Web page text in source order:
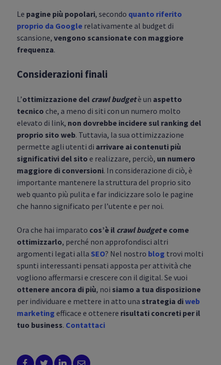
Le pagine più popolari, secondo quanto riferito
proprio da Googlerelativamente al budget di
scansione, vengono scansionate con maggiore
frequenza.
Considerazioni finali
L’ottimizzazione del crawl budgetè un aspetto
tecnico che, a meno di siti con un numero molto
elevato di link, non dovrebbe incidere sul ranking del
proprio sito web. Tuttavia, la sua ottimizzazione
permette agli utenti di arrivare ai contenuti più
significativi del sito e realizzare, perciò, un numero
maggiore di conversioni. In considerazione di ciò, è
importante mantenere la struttura del proprio sito
web quanto più pulita e far indicizzare solo le pagine
che hanno significato per l’utente e per noi.
Ora che hai imparato cos’è il crawl budgete come
ottimizzarlo, perché non approfondisci altri
argomenti legati alla SEO? Nel nostro blog trovi molti
spunti interessanti pensati apposta per attività che
vogliono affermarsi e crescere con il digital. Se vuoi
ottenere ancora di più, noi siamo a tua disposizione
per individuare e mettere in atto una strategia diweb
marketing efficace e ottenere risultati concreti per il
tuo business. Contattaci